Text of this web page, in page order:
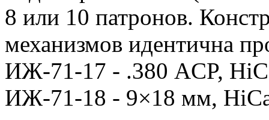
8 или 10 патронов.
механизмов идентична
ИЖ-71-17 - .380 ACP,
ИЖ-71-18 - 9×18 мм,